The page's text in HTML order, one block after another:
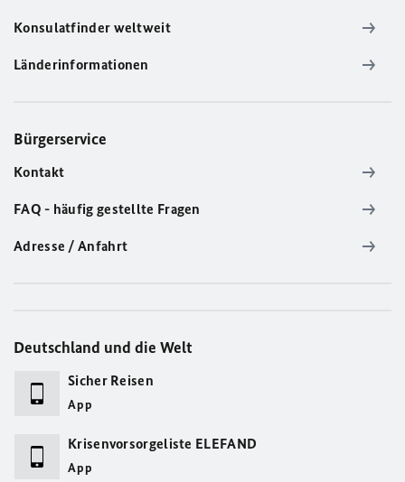
Konsulatfinder weltweit
Länderinformationen
Bürgerservice
Kontakt
FAQ - häufig gestellte Fragen
Adresse / Anfahrt
Deutschland und die Welt
Sicher Reisen
App
Krisenvorsorgeliste ELEFAND
App